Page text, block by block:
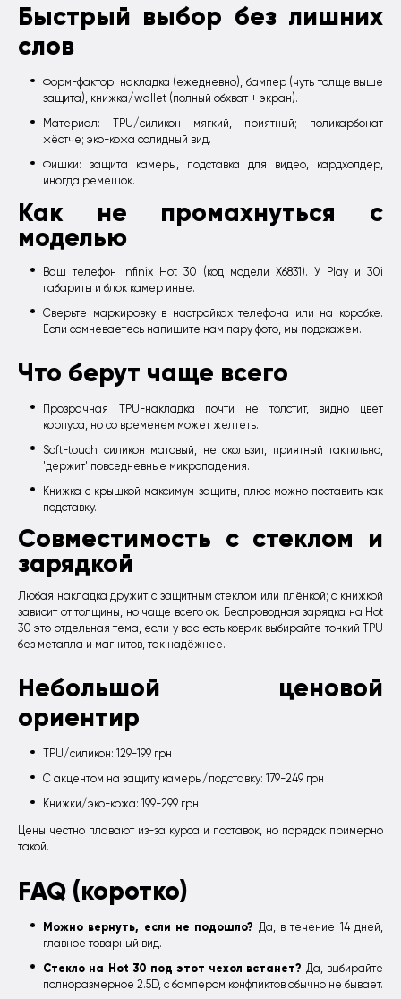
Быстрый выбор без лишних
слов
Форм-фактор: накладка (ежедневно), бампер (чуть толще выше
защита), книжка/wallet (полный обхват + экран).
Материал: TPU/силикон мягкий, приятный; поликарбонат
жёстче; эко-кожа солидный вид.
Фишки: защита камеры, подставка для видео, кардхолдер,
иногда ремешок.
Как не промахнуться с
моделью
Ваш телефон Infinix Hot 30 (код модели Х6831). У Play и 30i
габариты и блок камер иные.
Сверьте маркировку в настройках телефона или на коробке.
Если сомневаетесь напишите нам пару фото, мы подскажем.
Что берут чаще всего
Прозрачная TPU-накладка почти не толстит, видно цвет
корпуса, но со временем может желтеть.
Soft-touch силикон матовый, не скользит, приятный тактильно,
'держит' повседневные микропадения.
Книжка с крышкой максимум защиты, плюс можно поставить как
подставку.
Совместимость с стеклом и
зарядкой
Любая накладка дружит с защитным стеклом или плёнкой; с книжкой
зависит от толщины, но чаще всего ок. Беспроводная зарядка на Hot
30 это отдельная тема, если у вас есть коврик выбирайте тонкий TPU
без металла и магнитов, так надёжнее.
Небольшой ценовой
ориентир
TPU/силикон: 129-199 грн
С акцентом на защиту камеры/подставку: 179-249 грн
Книжки/эко-кожа: 199-299 грн
Цены честно плавают из-за курса и поставок, но порядок примерно
такой.
FAQ (коротко)
Можно вернуть, если не подошло? Да, в течение 14 дней,
главное товарный вид.
Стекло на Hot 30 под этот чехол встанет? Да, выбирайте
полноразмерное 2.5D, с бампером конфликтов обычно не бывает.